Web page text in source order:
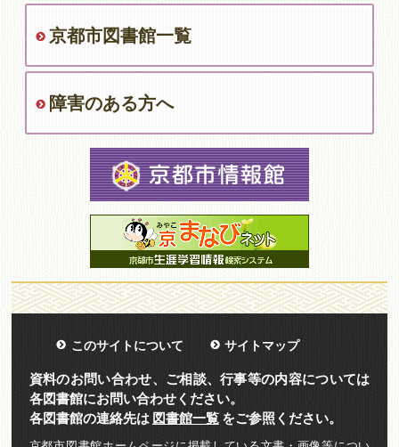
京都市図書館一覧
障害のある方へ
このサイトについて サイトマップ
資料のお問い合わせ、ご相談、行事等の内容については
各図書館にお問い合わせください。
各図書館の連絡先は 図書館一覧をご参照ください。